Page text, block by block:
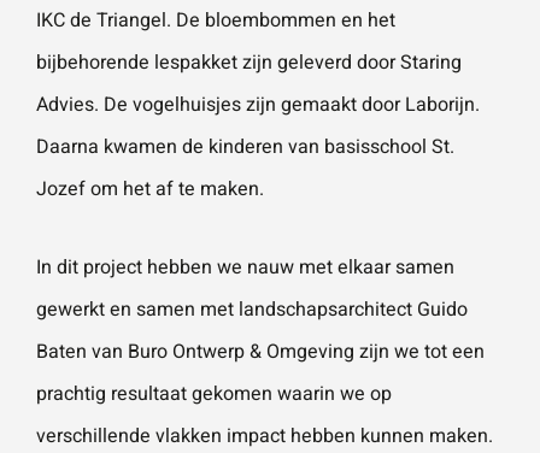
Wat is 5 + 5?*
VERSTUUR JE AANVRAAG
vestigingen.
Naam*
IKC de Triangel. De bloembommen en het
bijbehorende lespakket zijn geleverd door Staring
Advies. De vogelhuisjes zijn gemaakt door Laborijn.
Daarna kwamen de kinderen van basisschool St.
Jozef om het af te maken.
In dit project hebben we nauw met elkaar samen
gewerkt en samen met landschapsarchitect Guido
Baten van Buro Ontwerp & Omgeving zijn we tot een
prachtig resultaat gekomen waarin we op
verschillende vlakken impact hebben kunnen maken.